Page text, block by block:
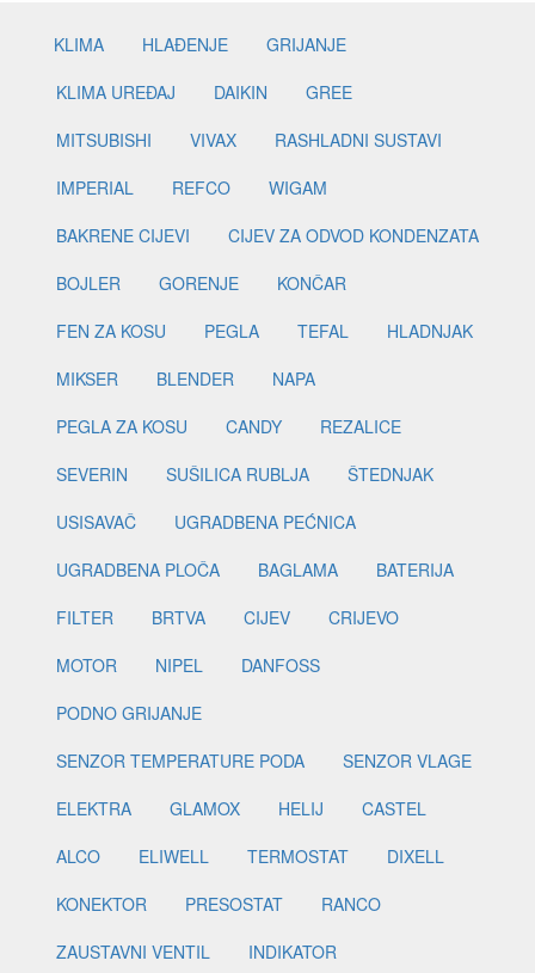
KLIMA HLAĐENJE
GRIJANJE
KLIMA UREĐAJ
DAIKIN
GREE
MITSUBISHI
VIVAX
RASHLADNI SUSTAVI
IMPERIAL
REFCO
WIGAM
BAKRENE CIJEVI
CIJEV ZA ODVOD KONDENZATA
BOJLER
GORENJE
KONČAR
FEN ZA KOSU
PEGLA TEFAL
HLADNJAK
MIKSER
BLENDER
NAPA
PEGLA ZA KOSU
CANDY
REZALICE
SEVERIN
SUŠILICA RUBLJA
ŠTEDNJAK
USISAVAČ
UGRADBENA PEĆNICA
UGRADBENA PLOČA
BAGLAMA
BATERIJA
FILTER
BRTVA CIJEV
CRIJEVO
MOTOR
NIPEL
DANFOSS
PODNO GRIJANJE
SENZOR TEMPERATURE PODA
SENZOR VLAGE
ELEKTRA
GLAMOX HELIJ
CASTEL
ALCO
ELIWELL TERMOSTAT
DIXELL
KONEKTOR
PRESOSTAT
RANCO
ZAUSTAVNI VENTIL
INDIKATOR